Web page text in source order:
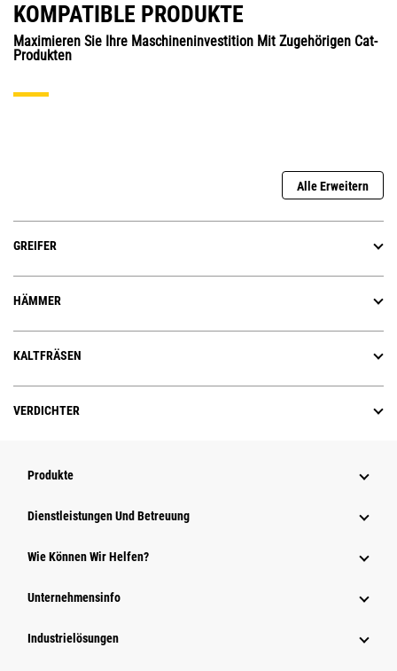
KOMPATIBLE PRODUKTE
Maximieren Sie Ihre Maschineninvestition Mit Zugehörigen Cat-
Produkten
Alle Erweitern
GREIFER
HÄMMER
KALTFRÄSEN
VERDICHTER
Produkte
Dienstleistungen Und Betreuung
Wie Können Wir Helfen?
Unternehmensinfo
Industrielösungen